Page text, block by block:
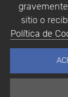
sitio o
Política de
Empresa|
©